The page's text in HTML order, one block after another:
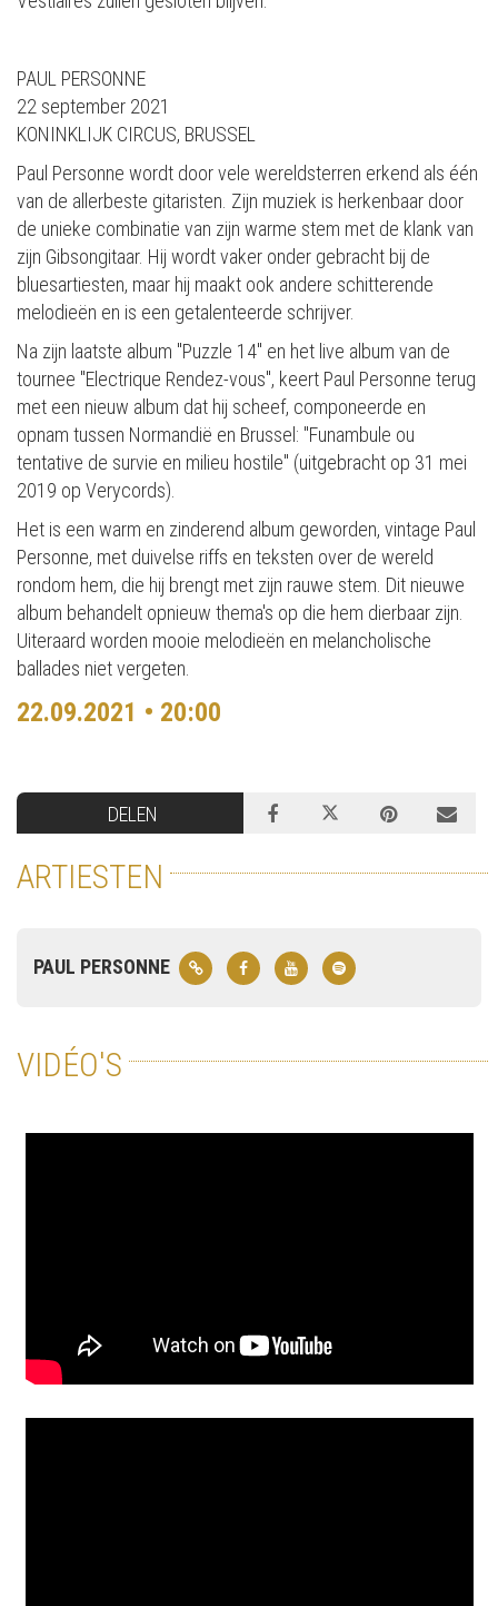
PAUL PERSONNE
22 september 2021
KONINKLIJK CIRCUS, BRUSSEL
Paul Personne wordt door vele wereldsterren erkend als één
van de allerbeste gitaristen. Zijn muziek is herkenbaar door
de unieke combinatie van zijn warme stem met de klank van
zijn Gibsongitaar. Hij wordt vaker onder gebracht bij de
bluesartiesten, maar hij maakt ook andere schitterende
melodieën en is een getalenteerde schrijver.
Na zijn laatste album "Puzzle 14" en het live album van de
tournee "Electrique Rendez-vous", keert Paul Personne terug
met een nieuw album dat hij scheef, componeerde en
opnam tussen Normandië en Brussel: "Funambule ou
tentative de survie en milieu hostile" (uitgebracht op 31 mei
2019 op Verycords).
Het is een warm en zinderend album geworden, vintage Paul
Personne, met duivelse riffs en teksten over de wereld
rondom hem, die hij brengt met zijn rauwe stem. Dit nieuwe
album behandelt opnieuw thema's op die hem dierbaar zijn.
Uiteraard worden mooie melodieën en melancholische
ballades niet vergeten.
22.09.2021 • 20:00
DELEN
ARTIESTEN
PAUL PERSONNE
VIDÉO'S